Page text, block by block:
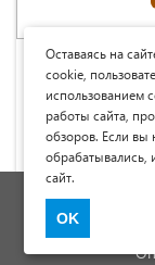
© Научные
«Юниверсум»)
Это
Commons «
Оставаясь на
cookie,
использованием
работы сайта,
обзоров. Если вы
обрабатывались,
сайт.
OK